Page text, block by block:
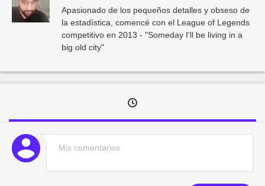
Apasionado de los pequeños detalles y obseso de
la estadística, comencé con el League of Legends
competitivo en 2013 - "Someday I'll be living in a
big old city"